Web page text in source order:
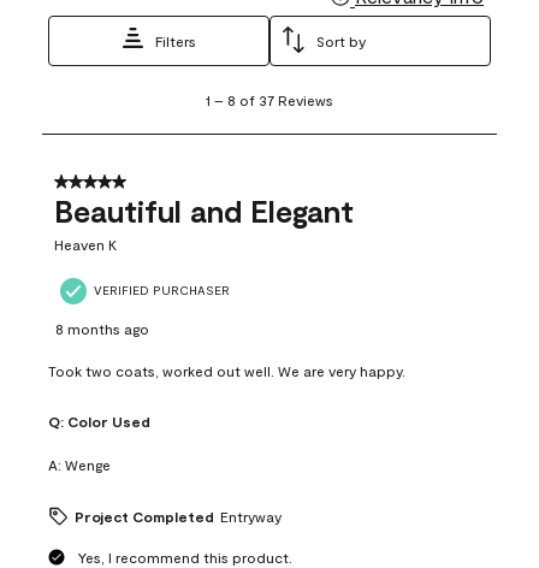
Filters Sort by
8
37
Reviews
1 – 8 of 37 Reviews
5 out of 5 stars.
Beautiful and Elegant
Heaven K
VERIFIED PURCHASER
8 months ago
Took two coats, worked out well. We are very happy.
Q: Color Used
A: Wenge
Project Completed Entryway
Yes, I recommend this product.